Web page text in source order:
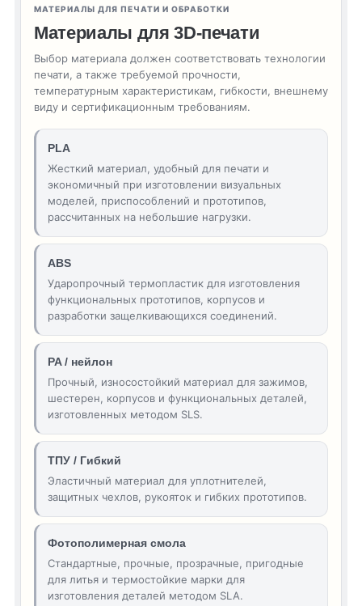
МАТЕРИАЛЫ ДЛЯ ПЕЧАТИ И ОБРАБОТКИ
Материалы для 3D-печати
Выбор материала должен соответствовать технологии
печати, а также требуемой прочности,
температурным характеристикам, гибкости, внешнему
виду и сертификационным требованиям.
PLA
Жесткий материал, удобный для печати и
экономичный при изготовлении визуальных
моделей, приспособлений и прототипов,
рассчитанных на небольшие нагрузки.
ABS
Ударопрочный термопластик для изготовления
функциональных прототипов, корпусов и
разработки защелкивающихся соединений.
PA / нейлон
Прочный, износостойкий материал для зажимов,
шестерен, корпусов и функциональных деталей,
изготовленных методом SLS.
ТПУ / Гибкий
Эластичный материал для уплотнителей,
защитных чехлов, рукояток и гибких прототипов.
Фотополимерная смола
Стандартные, прочные, прозрачные, пригодные
для литья и термостойкие марки для
изготовления деталей методом SLA.